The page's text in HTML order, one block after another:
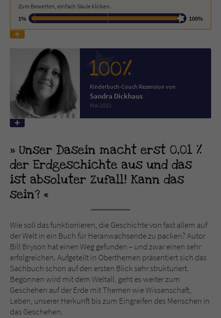
Zum Bewerten, einfach Säule klicken.
1%
100%
100%
Kinderbuch-Couch Rezension von
Sandra Dickhaus
Mai 2022
Unser Dasein macht erst 0,01 %
der Erdgeschichte aus und das
ist absoluter Zufall! Kann das
sein?
Wie soll das funktionieren, die Geschichte von fast allem auf
der Welt in ein Buch für Heranwachsende zu packen? Autor
Bill Bryson hat einen Weg gefunden – und zwar einen sehr
erfolgreichen. Aufgeteilt in Oberthemen präsentiert sich das
Sachbuch schon auf den ersten Blick sehr strukturiert.
Begonnen wird mit dem Weltall, geht es weiter zum
Geschehen auf der Erde mit Themen wie Wissenschaft,
Leben, unserer Herkunft bis zum Eingreifen des Menschen in
das Geschehen.
Name tx_pwcomments_ahash
Anbieter Literatur-Couch Medien GmbH & Co. KG
Laufzeit 1 Jahr
Zweck Cookie für Kommentare einzelner Buchtitel
Name
Anbieter Literatur-Couch Medien GmbH & Co. KG
Laufzeit Session
Benutzer. Es wird benötigt um z. B. den
Sicherheitscode des Kontaktformulars zu
überprüfen.